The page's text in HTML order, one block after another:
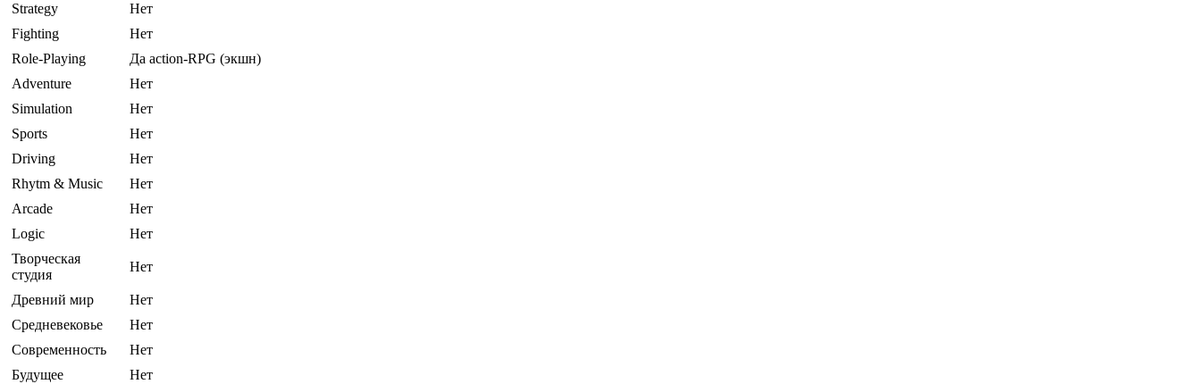
Strategy
Нет
Fighting
Нет
Role-Playing
Да action-RPG (экшн)
Adventure
Нет
Simulation
Нет
Sports
Нет
Driving
Нет
Rhytm & Music
Нет
Arcade
Нет
Logic
Нет
Творческая
студия
Нет
Древний мир
Нет
Средневековье
Нет
Современность
Нет
Будущее
Нет